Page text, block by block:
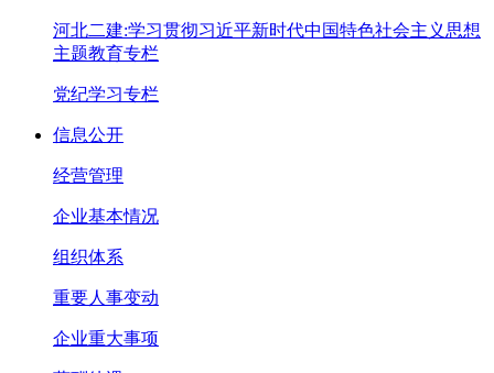
河北二建:学习贯彻习近平新时代中国特色社会主义思想
主题教育专栏
党纪学习专栏
信息公开
经营管理
企业基本情况
组织体系
重要人事变动
企业重大事项